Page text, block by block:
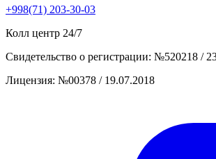
+998(71) 203-30-03
Колл центр 24/7
Свидетельство о регистрации: №520218 /
Лицензия: №00378 / 19.07.2018